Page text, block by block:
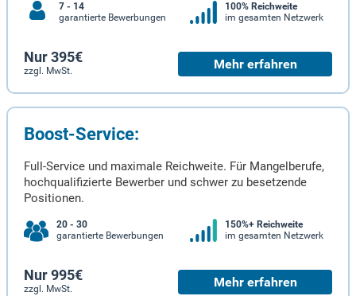
7 - 14
garantierte Bewerbungen
100% Reichweite
im gesamten Netzwerk
Nur 395€
zzgl. MwSt. Mehr erfahren
Boost-Service:
Full-Service und maximale Reichweite. Für Mangelberufe,
hochqualifizierte Bewerber und schwer zu besetzende
Positionen.
20 - 30
garantierte Bewerbungen
150%+ Reichweite
im gesamten Netzwerk
Nur 995€
zzgl. MwSt. Mehr erfahren